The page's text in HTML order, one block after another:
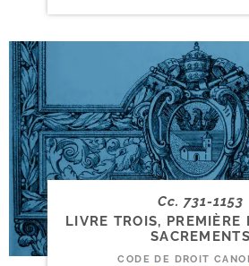
Cc. 731-1153
LIVRE TROIS, PREMIÈRE
SACREMENTS
CODE DE DROIT